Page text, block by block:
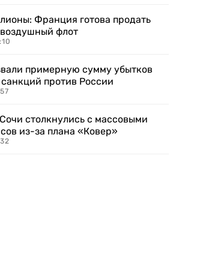
Франция готова продать
флот
примерную сумму убытков
против России
столкнулись с массовыми
из-за плана «Ковер»